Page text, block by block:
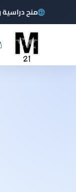
منح